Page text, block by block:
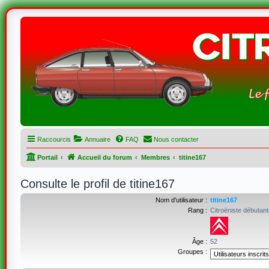
Raccourcis Annuaire FAQ Nous contacter
Portail Accueil du forum Membres titine167
Consulte le profil de titine167
Nom d’utilisateur : titine167
Rang : Citroëniste
Âge : 52
Groupes :